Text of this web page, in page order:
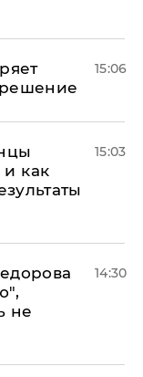
решение
15:06
как
15:03
не
14:30